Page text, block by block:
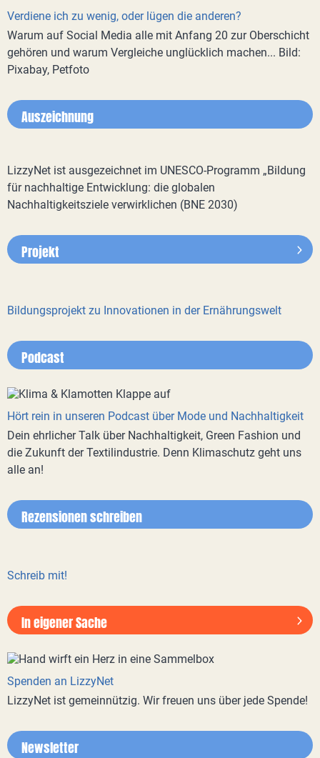
Verdiene ich zu wenig, oder lügen die anderen?
Warum auf Social Media alle mit Anfang 20 zur Oberschicht
gehören und warum Vergleiche unglücklich machen... Bild:
Pixabay, Petfoto
Auszeichnung
LizzyNet ist ausgezeichnet im UNESCO-Programm „Bildung
für nachhaltige Entwicklung: die globalen
Nachhaltigkeitsziele verwirklichen (BNE 2030)
Projekt
Bildungsprojekt zu Innovationen in der Ernährungswelt
Podcast
Hört rein in unseren Podcast über Mode und Nachhaltigkeit
Dein ehrlicher Talk über Nachhaltigkeit, Green Fashion und
die Zukunft der Textilindustrie. Denn Klimaschutz geht uns
alle an!
Rezensionen schreiben
Schreib mit!
In eigener Sache
Spenden an LizzyNet
LizzyNet ist gemeinnützig. Wir freuen uns über jede Spende!
Newsletter